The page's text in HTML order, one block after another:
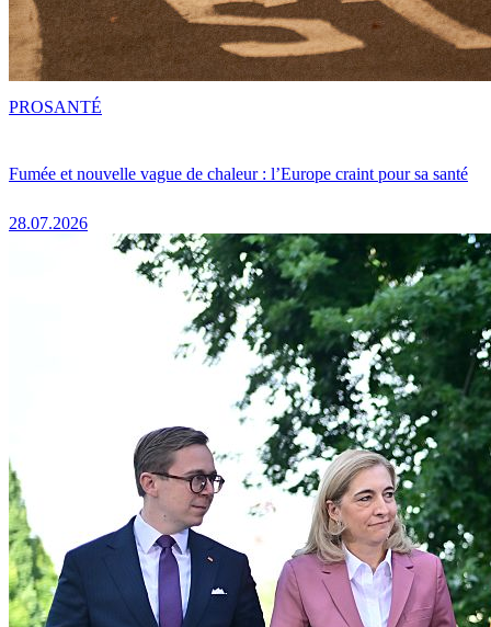
Fumée et nouvelle vague de chaleur : l’Europe craint pour sa santé
28.07.2026
PROSANTÉ